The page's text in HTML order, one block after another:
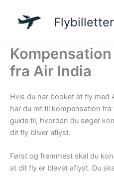
indholdet
fra Air India
Hvis du har booket et fly med
har du ret til kompensation
guide til, hvordan du søger
dit fly bliver aflyst.
Først og fremmest skal du
at dit fly er blevet aflyst. Du